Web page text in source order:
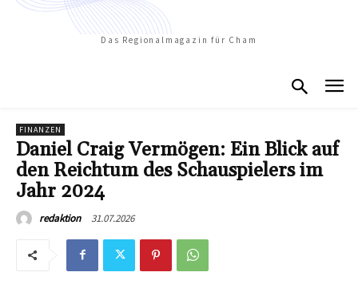
Das Regionalmagazin für Cham
FINANZEN
Daniel Craig Vermögen: Ein Blick auf
den Reichtum des Schauspielers im
Jahr 2024
redaktion 31.07.2026